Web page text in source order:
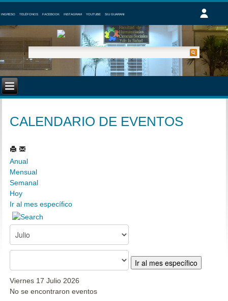
INGRESO TELÉFONOS FACEBOOK INSTAGRAM YOUTUBE SIU GUARANI
CALENDARIO DE EVENTOS
Anual
Mensual
Semanal
Hoy
Ir al mes específico
Ir al mes específico
Viernes 17 Julio 2026
No se encontraron eventos